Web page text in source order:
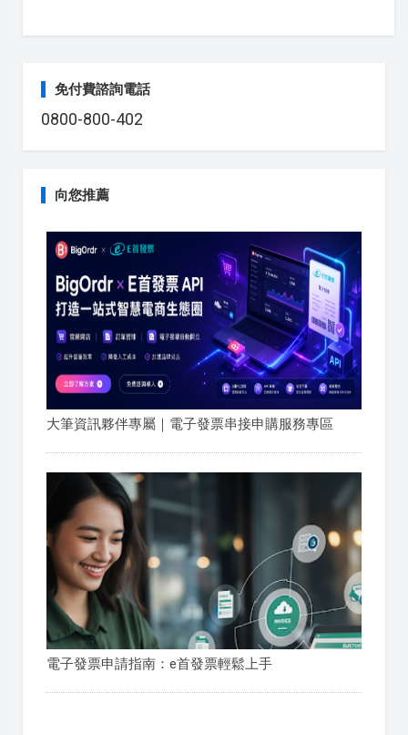
免付費諮詢電話
0800-800-402
向您推薦
大筆資訊夥伴專屬｜電子發票串接申購服務專區
電子發票申請指南：e首發票輕鬆上手